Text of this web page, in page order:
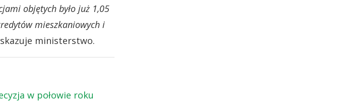
objętych było już 1,05
mieszkaniowych i
ministerstwo.
w połowie roku